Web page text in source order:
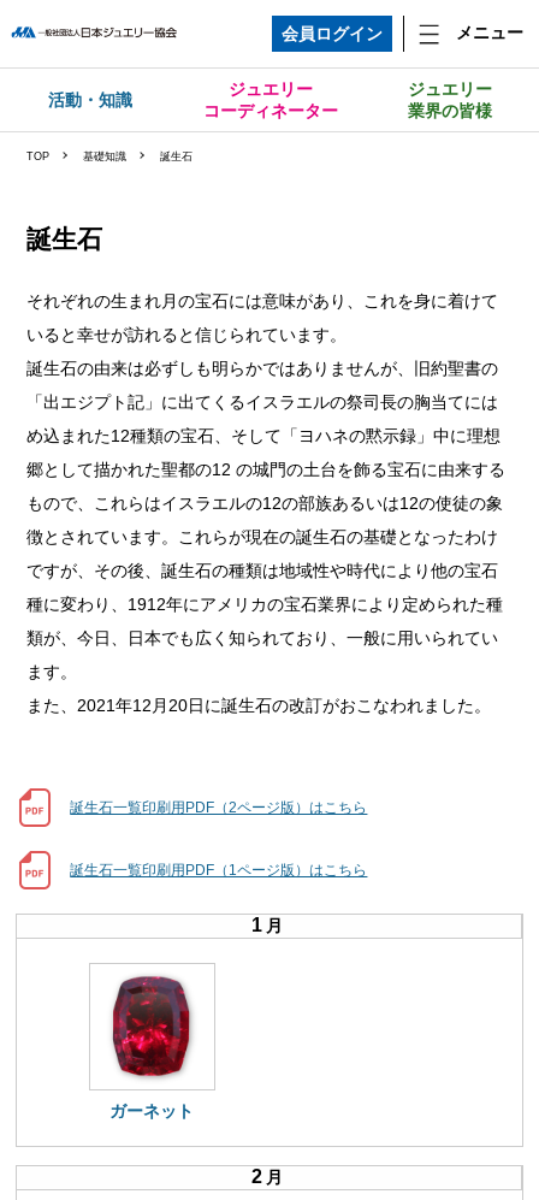
会員ログイン メニュー
活動・知識
ジュエリー
コーディネーター
ジュエリー
業界の皆様
TOP 基礎知識 誕生石
誕生石
それぞれの生まれ月の宝石には意味があり、これを身に着けて
いると幸せが訪れると信じられています。
誕生石の由来は必ずしも明らかではありませんが、旧約聖書の
「出エジプト記」に出てくるイスラエルの祭司長の胸当てには
め込まれた12種類の宝石、そして「ヨハネの黙示録」中に理想
郷として描かれた聖都の12 の城門の土台を飾る宝石に由来する
もので、これらはイスラエルの12の部族あるいは12の使徒の象
徴とされています。これらが現在の誕生石の基礎となったわけ
ですが、その後、誕生石の種類は地域性や時代により他の宝石
種に変わり、1912年にアメリカの宝石業界により定められた種
類が、今日、日本でも広く知られており、一般に用いられてい
ます。
また、2021年12月20日に誕生石の改訂がおこなわれました。
誕生石一覧印刷用PDF（2ページ版）はこちら
誕生石一覧印刷用PDF（1ページ版）はこちら
1 月
ガーネット
2 月